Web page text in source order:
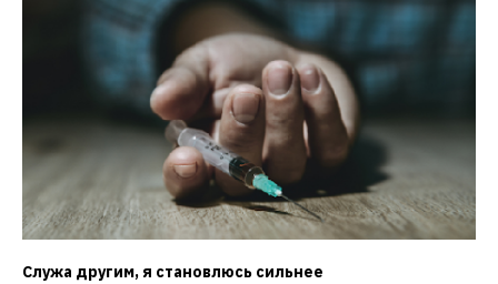
Служа другим, я становлюсь сильнее